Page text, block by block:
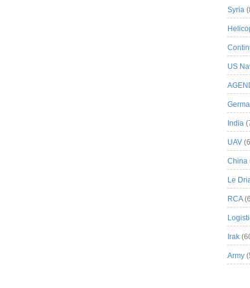
Syria
US
India
UAV
China
Le
RCA
Irak
Army